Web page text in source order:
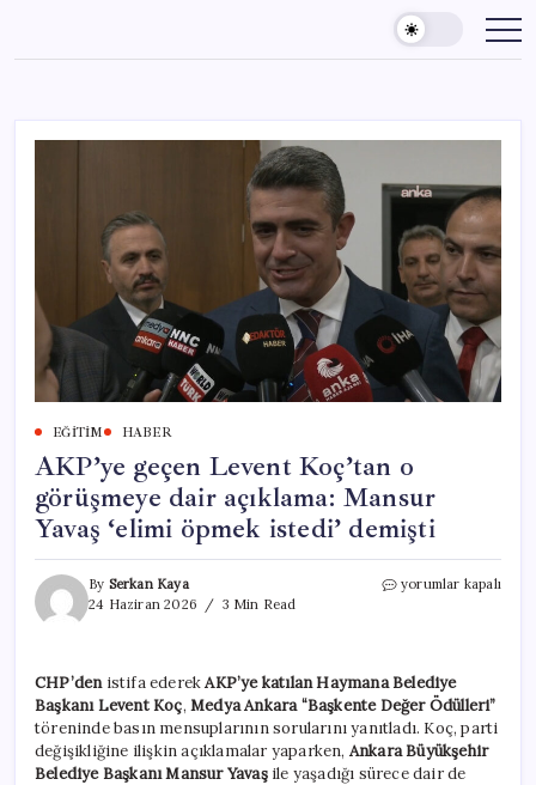
content
EĞITIM HABER
AKP’ye geçen Levent Koç’tan o
görüşmeye dair açıklama: Mansur
Yavaş ‘elimi öpmek istedi’ demişti
By Serkan Kaya
24 Haziran 2026
3 Min Read
AKP’ye
görüşmeye
dair
açıklama:
Mansur
Yavaş
yorumlar kapalı
CHP’denistifa ederekAKP’ye katılan Haymana Belediye
Başkanı Levent Koç,Medya Ankara “Başkente Değer Ödülleri”
töreninde basın mensuplarının sorularını yanıtladı. Koç, parti
değişikliğine ilişkin açıklamalar yaparken, Ankara Büyükşehir
Belediye Başkanı Mansur Yavaşile yaşadığı sürece dair de